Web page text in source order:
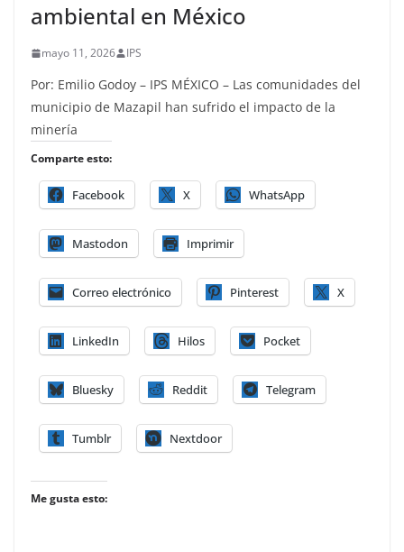
ambiental en México
mayo 11, 2026 IPS
Por: Emilio Godoy – IPS MÉXICO – Las comunidades del
municipio de Mazapil han sufrido el impacto de la
minería
Comparte esto:
Facebook X WhatsApp
Mastodon Imprimir
Correo electrónico Pinterest X
LinkedIn Hilos Pocket
Bluesky Reddit Telegram
Tumblr Nextdoor
Me gusta esto: